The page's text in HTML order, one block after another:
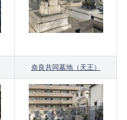
奈良共同墓地（天王）